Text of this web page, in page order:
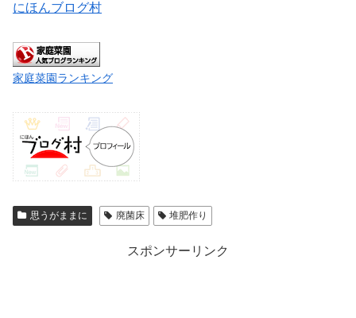
にほんブログ村
家庭菜園ランキング
思うがままに 廃菌床 堆肥作り
スポンサーリンク